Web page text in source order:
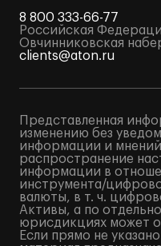
8 800 333-66-77
Российская
Овчинниковская
clients@aton.ru
Представленная
изменению без
информации и
распространение
информации в
инструмента/
валюты, в т. ч.
Активы, а по
юрисдикциях может
Если прямо не